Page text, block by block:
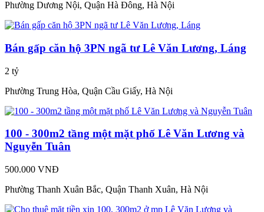
Phường Dương Nội, Quận Hà Đông, Hà Nội
Bán gấp căn hộ 3PN ngã tư Lê Văn Lương, Láng
2 tỷ
Phường Trung Hòa, Quận Cầu Giấy, Hà Nội
100 - 300m2 tầng một mặt phố Lê Văn Lương và
Nguyễn Tuân
500.000 VNĐ
Phường Thanh Xuân Bắc, Quận Thanh Xuân, Hà Nội